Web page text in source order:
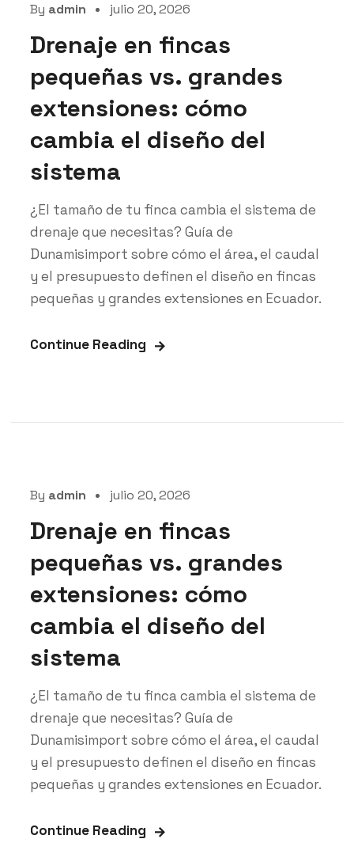
By admin julio 20, 2026
Drenaje en fincas
pequeñas vs. grandes
extensiones: cómo
cambia el diseño del
sistema
¿El tamaño de tu finca cambia el sistema de
drenaje que necesitas? Guía de
Dunamisimport sobre cómo el área, el caudal
y el presupuesto definen el diseño en fincas
pequeñas y grandes extensiones en Ecuador.
Continue Reading
By admin julio 20, 2026
Drenaje en fincas
pequeñas vs. grandes
extensiones: cómo
cambia el diseño del
sistema
¿El tamaño de tu finca cambia el sistema de
drenaje que necesitas? Guía de
Dunamisimport sobre cómo el área, el caudal
y el presupuesto definen el diseño en fincas
pequeñas y grandes extensiones en Ecuador.
Continue Reading